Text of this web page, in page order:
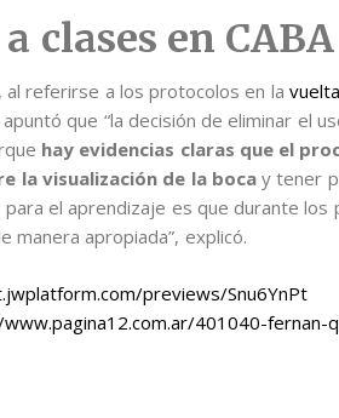
clases en CABA
referirse a los protocolos en la
que “la decisión de eliminar el
hay evidencias claras que el
la visualización de la bocay tener
el aprendizaje es que durante
manera apropiada”, explicó.
previews/Snu6YnPt
401040-